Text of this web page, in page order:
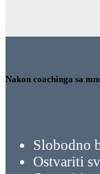
Nakon coachinga sa
Slobodno
Ostvariti